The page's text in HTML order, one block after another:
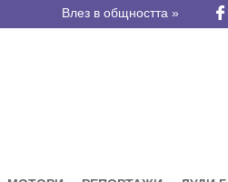
Влез в общността »